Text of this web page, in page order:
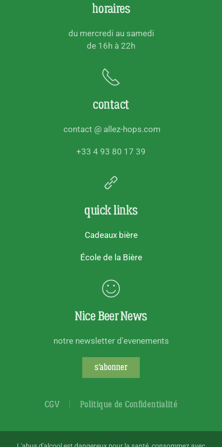
horaires
du mercredi au samedi
de 16h à 22h
contact
contact @ allez-hops.com
+33 4 93 80 17 39
quick links
Cadeaux bière
École de la Bière
Nice Beer News
notre newsletter d'evenements
s'abonner
CGV Politique de Confidentialité